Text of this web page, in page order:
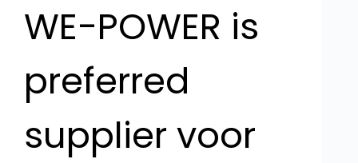
WE-POWER is
preferred
supplier voor